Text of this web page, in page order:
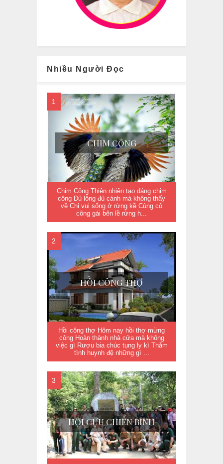
Nhiều Người Đọc
CHIM CÔNG
Chim Công Thiên nhiên tạo dáng chim
công Đủ lông đủ cánh mà không thấy
về Chỉ vui sống ở rừng kề Cùng cô
công gái bên lề rừng h...
HỒI CÔNG THỢ
Hồi công thợ Hôm nay hồi thợ mừng
công Hoàn thành nhà cửa mà không
việc gì Rượu bia chúc tụng ly kì Thắm
tình huynh đệ những gì ...
HỘI CỰU CHIẾN BINH